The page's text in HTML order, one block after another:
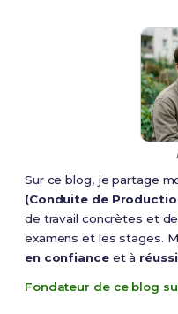
Sur ce blog, je partage
(Conduite de
de travail concrètes et
examens et les stages.
en confianceet à
Fondateur de ce blog